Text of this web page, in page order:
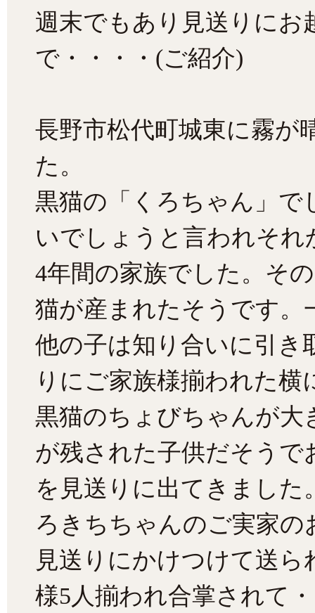
週末でもあり見送りにお
で・・・・(ご紹介)
長野市松代町城東に霧が
た。
黒猫の「くろちゃん」で
いでしょうと言われそれ
4年間の家族でした。そ
猫が産まれたそうです。
他の子は知り合いに引き
りにご家族様揃われた横
黒猫のちょびちゃんが大
が残された子供だそうで
を見送りに出てきまし
ろきちちゃんのご実家の
見送りにかけつけて送
様5人揃われ合掌されて